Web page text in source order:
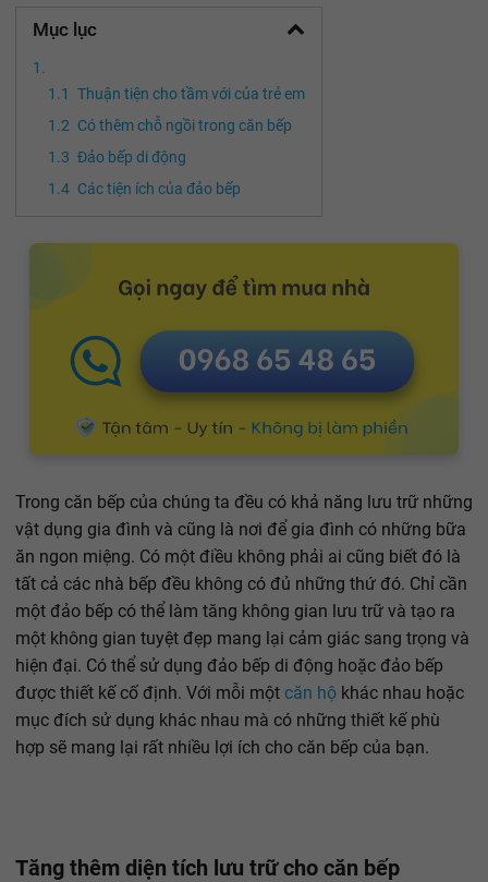
Mục lục
Thuận tiện cho tầm với của trẻ em
Có thêm chỗ ngồi trong căn bếp
Đảo bếp di động
Các tiện ích của đảo bếp
Trong căn bếp của chúng ta đều có khả năng lưu trữ những
vật dụng gia đình và cũng là nơi để gia đình có những bữa
ăn ngon miệng. Có một điều không phải ai cũng biết đó là
tất cả các nhà bếp đều không có đủ những thứ đó. Chỉ cần
một đảo bếp có thể làm tăng không gian lưu trữ và tạo ra
một không gian tuyệt đẹp mang lại cảm giác sang trọng và
hiện đại. Có thể sử dụng đảo bếp di động hoặc đảo bếp
được thiết kế cố định. Với mỗi một căn hộ khác nhau hoặc
mục đích sử dụng khác nhau mà có những thiết kế phù
hợp sẽ mang lại rất nhiều lợi ích cho căn bếp của bạn.
Tăng thêm diện tích lưu trữ cho căn bếp